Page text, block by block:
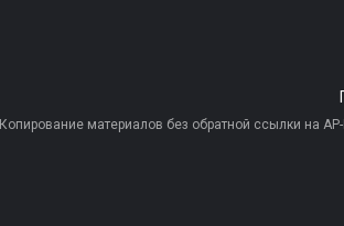
Копирование материалов без обратной ссылки на